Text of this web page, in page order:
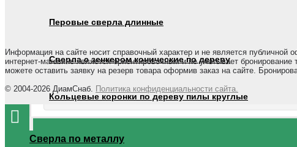
Перовые сверла длинные
Сверла с зенкером конические по дереву
Кольцевые коронки по дереву пилы круглые
Сверла по металлу
Информация на сайте носит справочный характер и не является
интернет-магазине является ориентировочным и не учитывает
можете оставить заявку на резерв товара оформив заказ на сайте.
© 2004-2026 ДиамСнаб. Политика конфиденциальности сайта.